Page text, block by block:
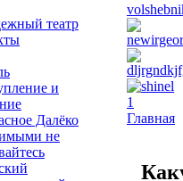
театр
и
Далёко
не
Главная